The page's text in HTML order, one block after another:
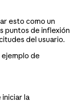
esto como un
puntos de inflexión
del usuario.
ejemplo de
iniciar la